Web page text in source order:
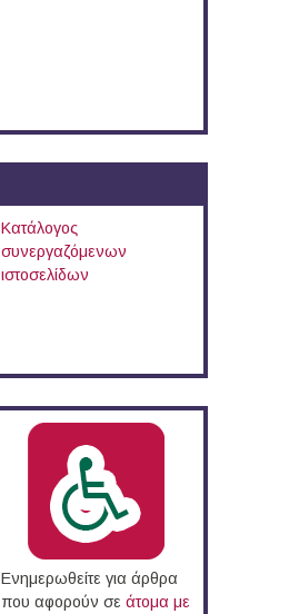
Κατάλογος
συνεργαζόμενων
ιστοσελίδων
Ενημερωθείτε για άρθρα
που αφορούν σε άτομα με